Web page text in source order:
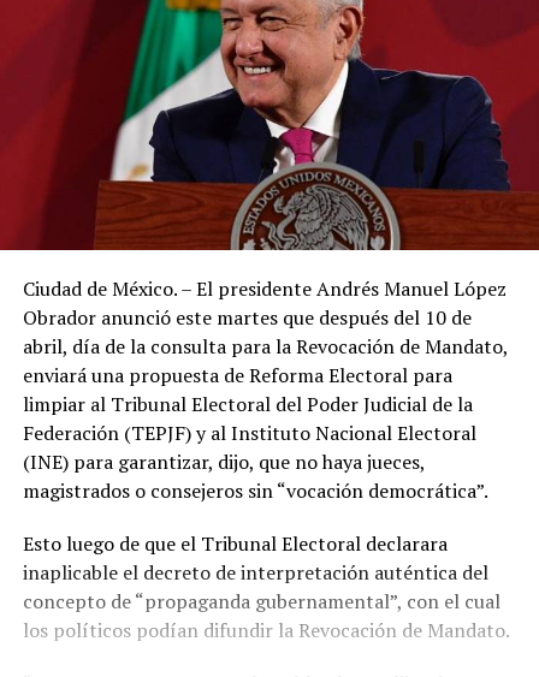
Ciudad de México. – El presidente Andrés Manuel López
Obrador anunció este martes que después del 10 de
abril, día de la consulta para la Revocación de Mandato,
enviará una propuesta de Reforma Electoral para
limpiar al Tribunal Electoral del Poder Judicial de la
Federación (TEPJF) y al Instituto Nacional Electoral
(INE) para garantizar, dijo, que no haya jueces,
magistrados o consejeros sin “vocación democrática”.
Esto luego de que el Tribunal Electoral declarara
inaplicable el decreto de interpretación auténtica del
concepto de “propaganda gubernamental”, con el cual
los políticos podían difundir la Revocación de Mandato.